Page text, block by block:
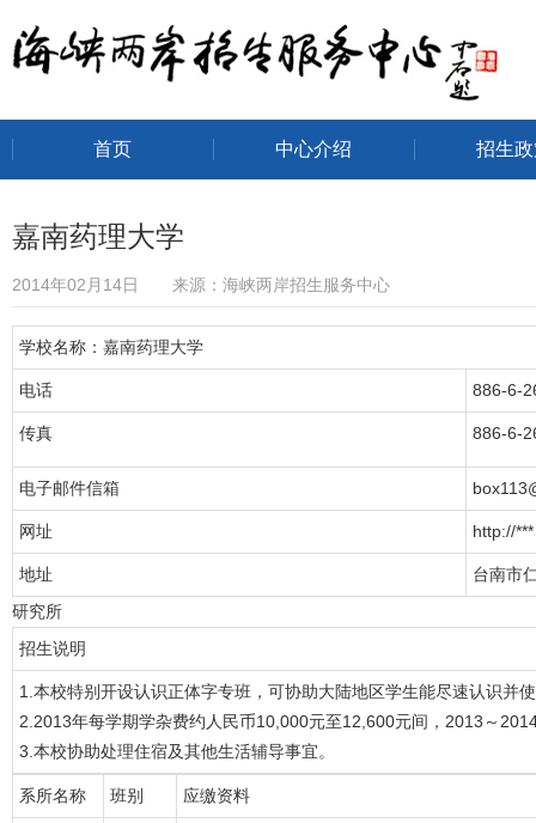
海峡两岸招生服务中心
首页 中心介绍 招生
嘉南药理大学
2014年02月14日 来源：海峡两岸招生服务中心
学校名称：嘉南药理大学
电话 886-6-
传真 886-6-
电子邮件信箱
网址 http://***
地址
台南市
研究所
招生说明
1.本校特别开设认识正体字专班，可协助大陆地区学生能尽速认识并
2.2013年每学期学杂费约人民币10,000元至12,600元间，2013～
3.本校协助处理住宿及其他生活辅导事宜。
系所名称 班别 应缴资料